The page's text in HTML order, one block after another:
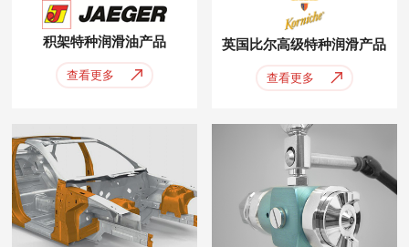
积架特种润滑油产品
查看更多
英国比尔高级特种润滑产品
查看更多